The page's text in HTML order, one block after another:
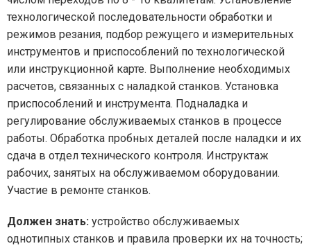
технологической последовательности обработки и
режимов резания, подбор режущего и измерительных
инструментов и приспособлений по технологической
или инструкционной карте. Выполнение необходимых
расчетов, связанных с наладкой станков. Установка
приспособлений и инструмента. Подналадка и
регулирование обслуживаемых станков в процессе
работы. Обработка пробных деталей после наладки и их
сдача в отдел технического контроля. Инструктаж
рабочих, занятых на обслуживаемом оборудовании.
Участие в ремонте станков.
Должен знать: устройство обслуживаемых
однотипных станков и правила проверки их на точность;